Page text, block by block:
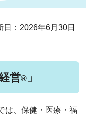
日：2026年6月30日
営® 」
は、保健・医療・福